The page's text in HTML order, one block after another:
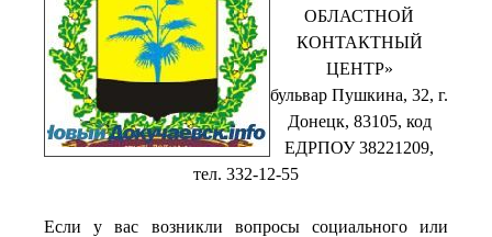
ОБЛАСТНОЙ
КОНТАКТНЫЙ
ЦЕНТР»
бульвар Пушкина, 32, г.
Донецк, 83105, код
ЕДРПОУ 38221209,
тел. 332-12-55
Если у вас возникли вопросы социального или